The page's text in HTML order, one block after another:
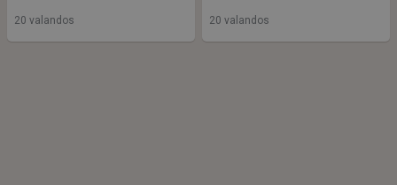
20 valandos 20 valandos